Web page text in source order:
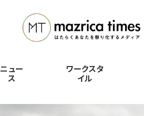
ニュー
ス
ワークスタ
イル